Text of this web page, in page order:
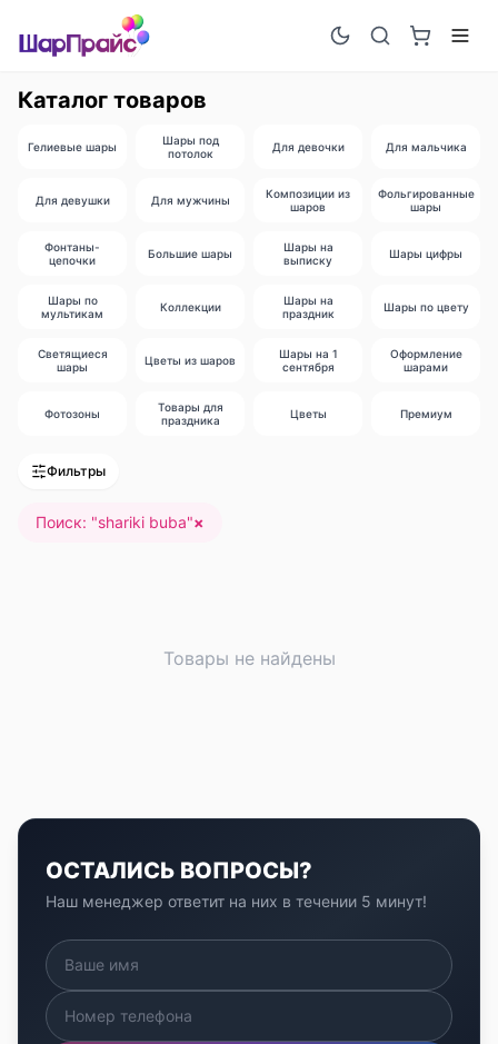
Каталог товаров
Гелиевые шары
Шары под
потолок
Для девочки Для мальчика
Для девушки Для мужчины
Композиции из
шаров
Фольгированные
шары
Фонтаны-
цепочки
Большие шары
Шары на
выписку
Шары цифры
Шары по
мультикам
Коллекции
Шары на
праздник
Шары по цвету
Светящиеся
шары
Цветы из шаров
Шары на 1
сентября
Оформление
шарами
Фотозоны
Товары для
праздника
Цветы Премиум
Фильтры
Поиск: "shariki buba"×
Товары не найдены
ОСТАЛИСЬ ВОПРОСЫ?
Наш менеджер ответит на них в течении 5 минут!